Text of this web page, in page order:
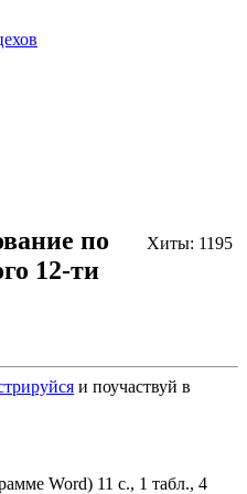
Хиты: 1195
по
12-ти
и поучаствуй в
Word) 11 с., 1 табл., 4